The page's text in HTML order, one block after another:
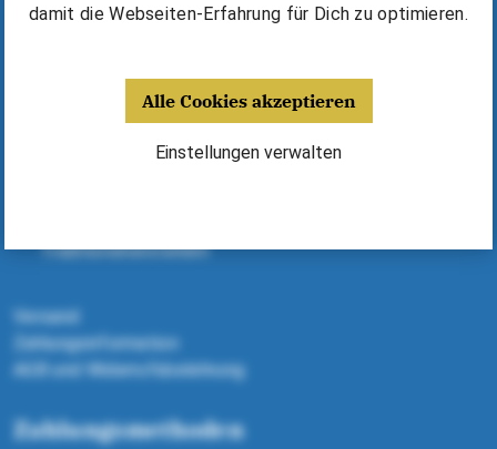
damit die Webseiten-Erfahrung für Dich zu optimieren.
Alle Cookies akzeptieren
Einstellungen verwalten
⁠Harmonika kaufen / mieten
Deine Vorteile
Harmonikas, Kurse, Noten - alles aus einer Hand
Traditionsherstellern
Versand
Zahlungsinformation
AGB und Widerrufsbelehrung
Zahlungsmethoden